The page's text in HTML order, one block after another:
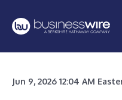
Jun 9, 2026 12:04 AM